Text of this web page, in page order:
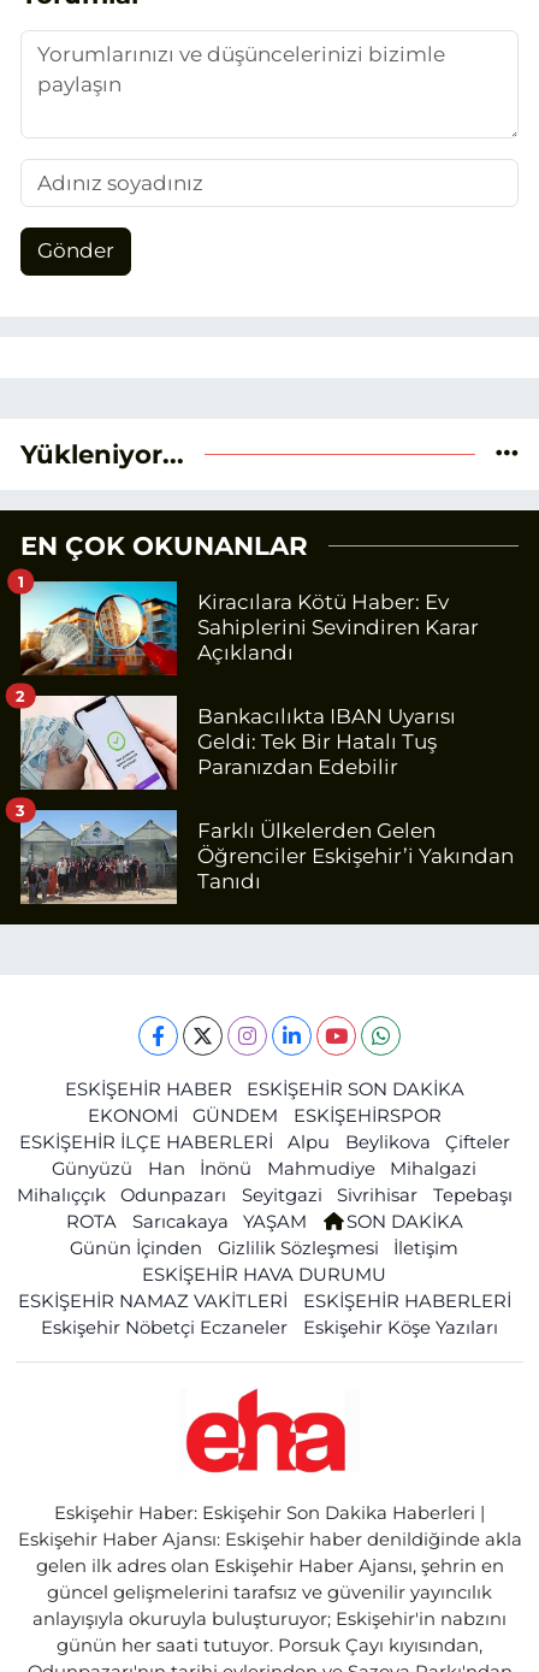
adım attım.
Gönder
Yükleniyor...
EN ÇOK OKUNANLAR
Kiracılara Kötü Haber: Ev
Sahiplerini Sevindiren Karar
Açıklandı
1
Bankacılıkta IBAN Uyarısı
Geldi: Tek Bir Hatalı Tuş
Paranızdan Edebilir
2
Farklı Ülkelerden Gelen
Öğrenciler Eskişehir’i Yakından
Tanıdı
3
ESKİŞEHİR HABER
ESKİŞEHİR SON DAKİKA
EKONOMİ
GÜNDEM
ESKİŞEHİRSPOR
ESKİŞEHİR İLÇE HABERLERİ
Alpu Beylikova
Çifteler
Günyüzü
Han İnönü Mahmudiye
Mihalgazi
Mihalıççık
Odunpazarı Seyitgazi Sivrihisar
Tepebaşı
ROTA
Sarıcakaya YAŞAM
SON DAKİKA
Günün İçinden
Gizlilik Sözleşmesi
İletişim
ESKİŞEHİR HAVA DURUMU
ESKİŞEHİR NAMAZ VAKİTLERİ
ESKİŞEHİR HABERLERİ
Eskişehir Nöbetçi Eczaneler
Eskişehir Köşe Yazıları
Eskişehir Haber: Eskişehir Son Dakika Haberleri |
Eskişehir Haber Ajansı: Eskişehir haber denildiğinde akla
gelen ilk adres olan Eskişehir Haber Ajansı, şehrin en
güncel gelişmelerini tarafsız ve güvenilir yayıncılık
anlayışıyla okuruyla buluşturuyor; Eskişehir'in nabzını
günün her saati tutuyor. Porsuk Çayı kıyısından,